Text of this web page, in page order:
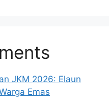
JKM 2026: Elaun
Emas